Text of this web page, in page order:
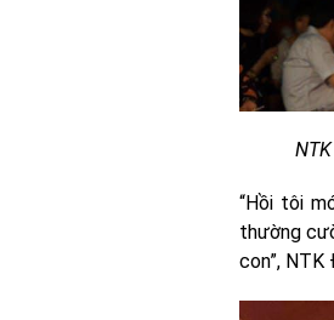
“Hồi tôi
thường
con”, NTK